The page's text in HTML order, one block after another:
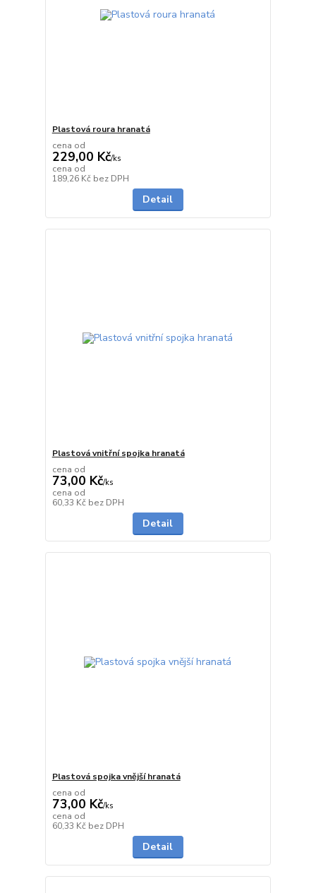
Plastová roura hranatá
cena od
229,00 Kč/ks
cena od
189,26 Kč bez DPH
Detail
Plastová vnitřní spojka hranatá
cena od
73,00 Kč/ks
cena od
60,33 Kč bez DPH
Detail
Plastová spojka vnější hranatá
cena od
73,00 Kč/ks
cena od
60,33 Kč bez DPH
Detail